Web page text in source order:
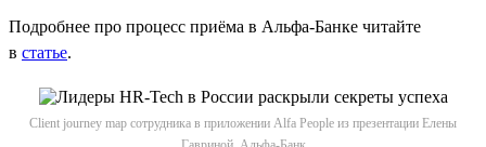
Подробнее про процесс приёма в Альфа-Банке читайте
в статье.
Client journey map сотрудника в приложении Alfa People из презентации Елены